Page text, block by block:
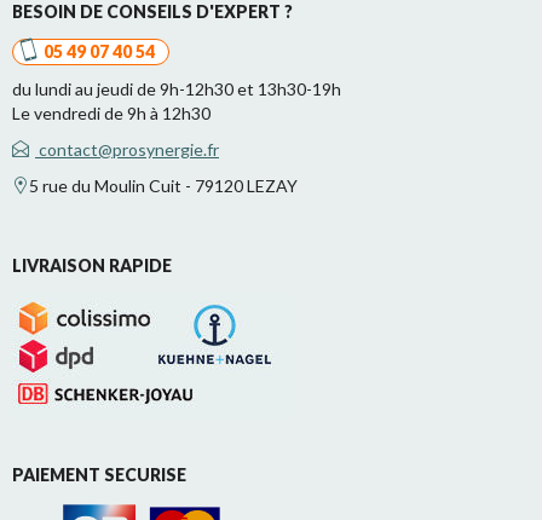
BESOIN DE CONSEILS D'EXPERT ?
05 49 07 40 54
du lundi au jeudi de 9h-12h30 et 13h30-19h
Le vendredi de 9h à 12h30
contact@prosynergie.fr
5 rue du Moulin Cuit - 79120 LEZAY
LIVRAISON RAPIDE
PAIEMENT SECURISE